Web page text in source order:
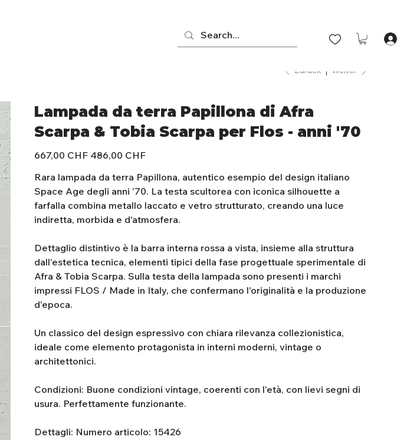
Zurück Weiter
Lampada da terra Papillona di Afra
Scarpa & Tobia Scarpa per Flos - anni '70
Ursprünglicher
Preis
667,00 CHF Angebotspreis
486,00 CHF
Rara lampada da terra Papillona, autentico esempio del design italiano
Space Age degli anni '70. La testa scultorea con iconica silhouette a
farfalla combina metallo laccato e vetro strutturato, creando una luce
indiretta, morbida e d'atmosfera.
Dettaglio distintivo è la barra interna rossa a vista, insieme alla struttura
dall'estetica tecnica, elementi tipici della fase progettuale sperimentale di
Afra & Tobia Scarpa. Sulla testa della lampada sono presenti i marchi
impressi FLOS / Made in Italy, che confermano l'originalità e la produzione
d'epoca.
Un classico del design espressivo con chiara rilevanza collezionistica,
ideale come elemento protagonista in interni moderni, vintage o
architettonici.
Condizioni: Buone condizioni vintage, coerenti con l'età, con lievi segni di
usura. Perfettamente funzionante.
Dettagli: Numero articolo: 15426